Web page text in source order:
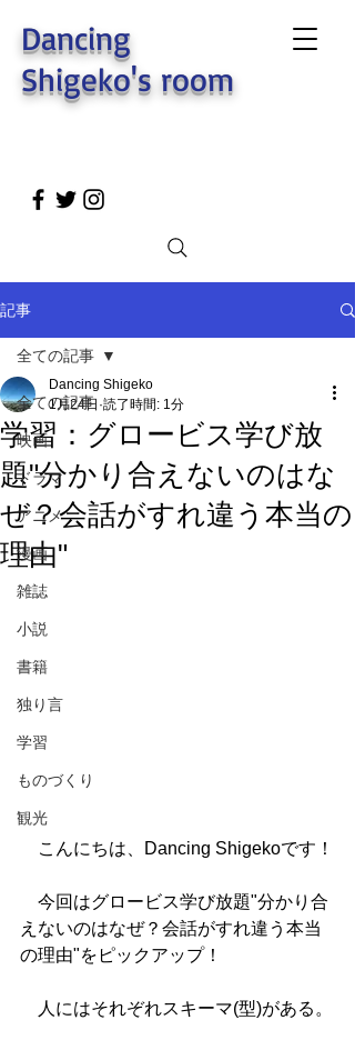
Dancing
Shigeko's room
記事
全ての記事
映画
ドラマ
アニメ
漫画
雑誌
小説
書籍
独り言
学習
ものづくり
観光
全ての記事
学習：グロービス学び放
題"分かり合えないのはな
ぜ？会話がすれ違う本当の
理由"
Dancing Shigeko
1月24日 読了時間: 1分
こんにちは、Dancing Shigekoです！
今回はグロービス学び放題"分かり合
えないのはなぜ？会話がすれ違う本当
の理由"をピックアップ！
人にはそれぞれスキーマ(型)がある。